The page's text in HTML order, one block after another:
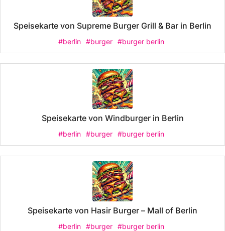
Speisekarte von Supreme Burger Grill & Bar in Berlin
#berlin #burger #burger berlin
Speisekarte von Windburger in Berlin
#berlin #burger #burger berlin
Speisekarte von Hasir Burger – Mall of Berlin
#berlin #burger #burger berlin